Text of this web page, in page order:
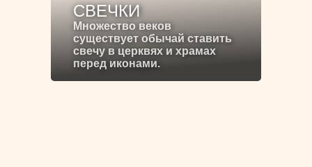
СВЕЧКИ
Множество веков
существует обычай ставить
свечу в церквях и храмах
перед иконами.